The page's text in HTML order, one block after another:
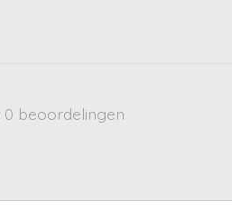
0 beoordelingen